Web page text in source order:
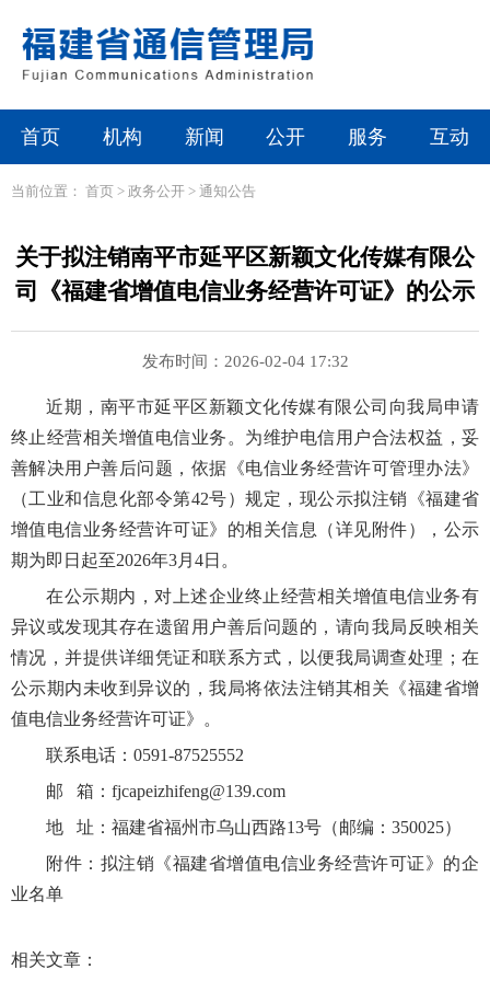
首页 机构 新闻 公开 服务 互动
当前位置： 首页 > 政务公开 > 通知公告
关于拟注销南平市延平区新颖文化传媒有限公
司《福建省增值电信业务经营许可证》的公示
发布时间：2026-02-04 17:32
近期， 南平市延平区新颖文化传媒有限公司 向我局申请
终止经营相关增值电信业务。为维护电信用户合法权益，妥
善解决用户善后问题，依据《电信业务经营许可管理办法》
（工业和信息化部令第42号）规定，现公示拟注销《福建省
增值电信业务经营许可证》的相关信息（详见附件），公示
期为即日起至2026年3月 4日。
在公示期内，对上述企业终止经营相关增值电信业务有
异议或发现其存在遗留用户善后问题的，请向我局反映相关
情况，并提供详细凭证和联系方式，以便我局调查处理；在
公示期内未收到异议的，我局将依法注销其相关《福建省增
值电信业务经营许可证》。
联系电话： 0591-87525552
邮
箱： fjcapeizhifeng@139.com
地
址：福建省福州市乌山西路13号（邮编：350025）
附件： 拟注销《福建省增值电信业务经营许可证》的企
业名单
相关文章：